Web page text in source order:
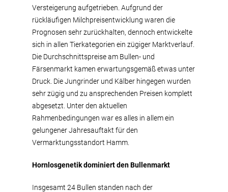
Versteigerung aufgetrieben. Aufgrund der
rückläufigen Milchpreisentwicklung waren die
Prognosen sehr zurückhalten, dennoch entwickelte
sich in allen Tierkategorien ein zügiger Marktverlauf.
Die Durchschnittspreise am Bullen- und
Färsenmarkt kamen erwartungsgemäß etwas unter
Druck. Die Jungrinder und Kälber hingegen wurden
sehr zügig und zu ansprechenden Preisen komplett
abgesetzt. Unter den aktuellen
Rahmenbedingungen war es alles in allem ein
gelungener Jahresauftakt für den
Vermarktungsstandort Hamm.
Hornlosgenetik dominiert den Bullenmarkt
Insgesamt 24 Bullen standen nach der